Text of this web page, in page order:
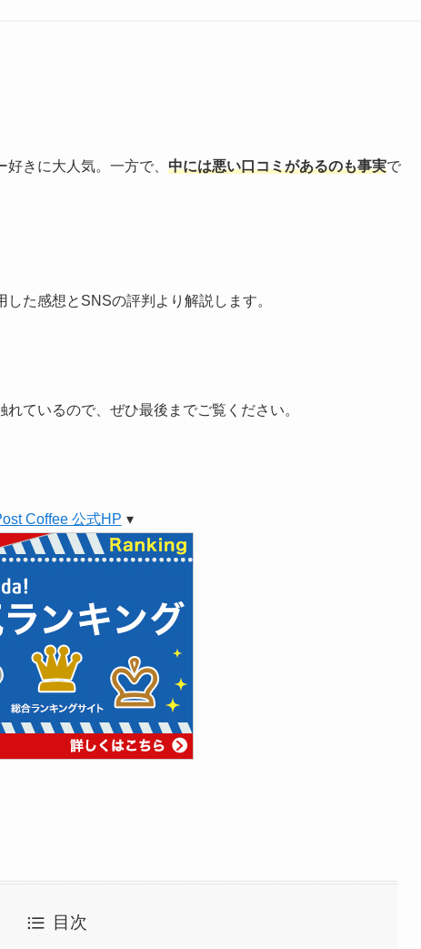
きに大人気。一方で、 中には悪い口コミがあるのも事実で
した感想とSNSの評判より解説します。
ているので、ぜひ最後までご覧ください。
Coffee 公式HP ▾
目次